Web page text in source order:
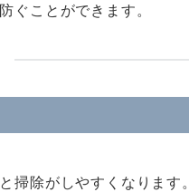
ぐことができます。
掃除がしやすくなります。